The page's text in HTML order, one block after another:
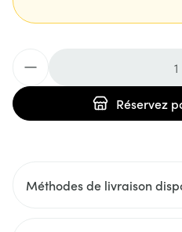
Réservez
Méthodes de livraison